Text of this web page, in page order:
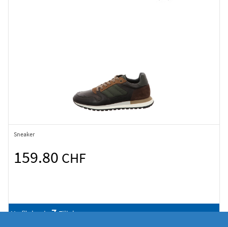
Sneaker
159.80 CHF
Verfügbar in7Filialen